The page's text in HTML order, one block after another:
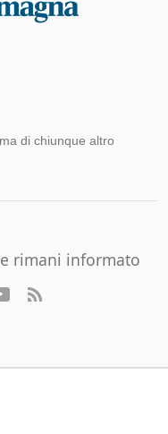
di chiunque altro
rimani informato